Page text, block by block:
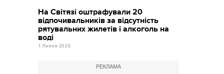
На Світязі оштрафували 20
відпочивальників за відсутність
рятувальних жилетів і алкоголь на
воді
1 Липня 2026
РЕКЛАМА